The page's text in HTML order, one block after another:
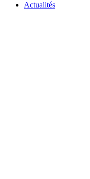
Actualités